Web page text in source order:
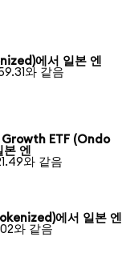
에서 일본 엔
와 같음
ETF (Ondo
엔
와 같음
에서 일본 엔
와 같음